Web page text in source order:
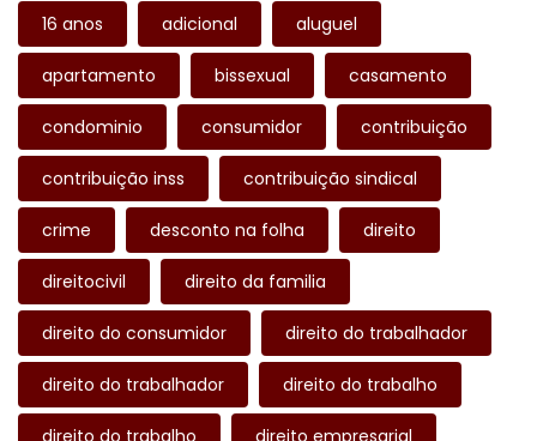
16 anos adicional aluguel
apartamento bissexual casamento
condominio consumidor contribuição
contribuição inss contribuição sindical
crime desconto na folha direito
direitocivil direito da familia
direito do consumidor direito do trabalhador
direito do trabalhador direito do trabalho